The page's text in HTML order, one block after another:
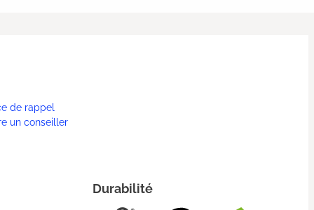
de rappel
un conseiller
Durabilité